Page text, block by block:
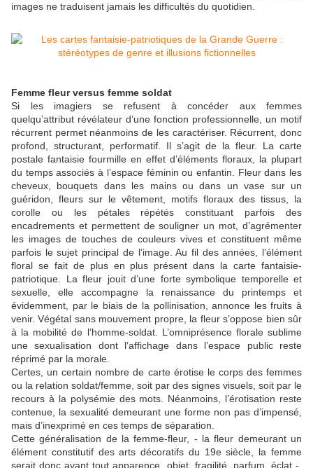
images ne traduisent jamais les difficultés du quotidien.
Femme fleur versus femme soldat
Si les imagiers se refusent à concéder aux femmes
quelqu’attribut révélateur d’une fonction professionnelle, un motif
récurrent permet néanmoins de les caractériser. Récurrent, donc
profond, structurant, performatif. Il s’agit de la fleur. La carte
postale fantaisie fourmille en effet d’éléments floraux, la plupart
du temps associés à l’espace féminin ou enfantin. Fleur dans les
cheveux, bouquets dans les mains ou dans un vase sur un
guéridon, fleurs sur le vêtement, motifs floraux des tissus, la
corolle ou les pétales répétés constituant parfois des
encadrements et permettent de souligner un mot, d’agrémenter
les images de touches de couleurs vives et constituent même
parfois le sujet principal de l’image. Au fil des années, l’élément
floral se fait de plus en plus présent dans la carte fantaisie-
patriotique. La fleur jouit d’une forte symbolique temporelle et
sexuelle, elle accompagne la renaissance du printemps et
évidemment, par le biais de la pollinisation, annonce les fruits à
venir. Végétal sans mouvement propre, la fleur s’oppose bien sûr
à la mobilité de l’homme-soldat. L’omniprésence florale sublime
une sexualisation dont l’affichage dans l’espace public reste
réprimé par la morale.
Certes, un certain nombre de carte érotise le corps des femmes
ou la relation soldat/femme, soit par des signes visuels, soit par le
recours à la polysémie des mots. Néanmoins, l’érotisation reste
contenue, la sexualité demeurant une forme non pas d’impensé,
mais d’inexprimé en ces temps de séparation.
Cette généralisation de la femme-fleur, - la fleur demeurant un
élément constitutif des arts décoratifs du 19e siècle, la femme
serait donc avant tout apparence, objet, fragilité, parfum, éclat -,